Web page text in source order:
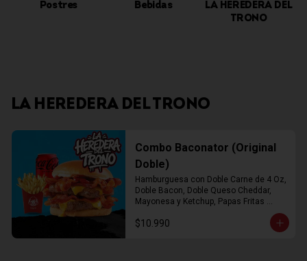
Postres Bebidas
LA HEREDERA DEL
TRONO
LA HEREDERA DEL TRONO
Combo Baconator (Original
Doble)
Hamburguesa con Doble Carne de 4 Oz,
Doble Bacon, Doble Queso Cheddar,
Mayonesa y Ketchup, Papas Fritas
$10.990